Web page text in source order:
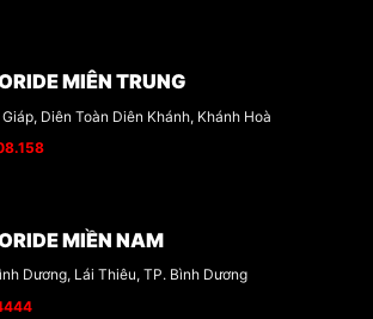
MIÊN TRUNG
Diên Toàn Diên Khánh, Khánh Hoà
MIỀN NAM
Dương, Lái Thiêu, TP. Bình Dương